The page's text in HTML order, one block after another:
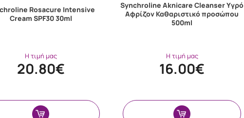
Rosacure Intensive
Cream SPF30 30ml
Η τιμή μας
20.80€
Synchroline Aknicare Cleanser Υγρό
Αφρίζον Καθαριστικό προσώπου
500ml
Η τιμή μας
16.00€